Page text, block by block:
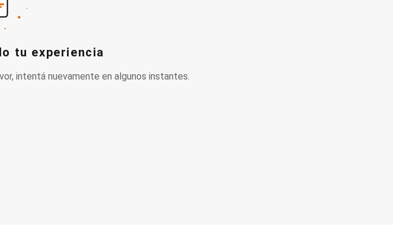
tu experiencia
intentá nuevamente en algunos instantes.